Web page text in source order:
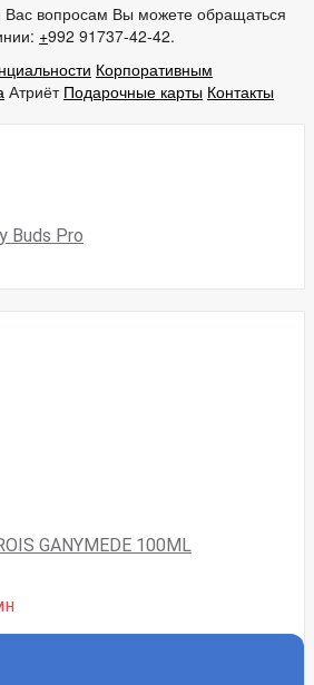
вопросам Вы можете обращаться
+992 91737-42-42.
Корпоративным
Атриёт Подарочные карты Контакты
Buds Pro
GANYMEDE 100ML